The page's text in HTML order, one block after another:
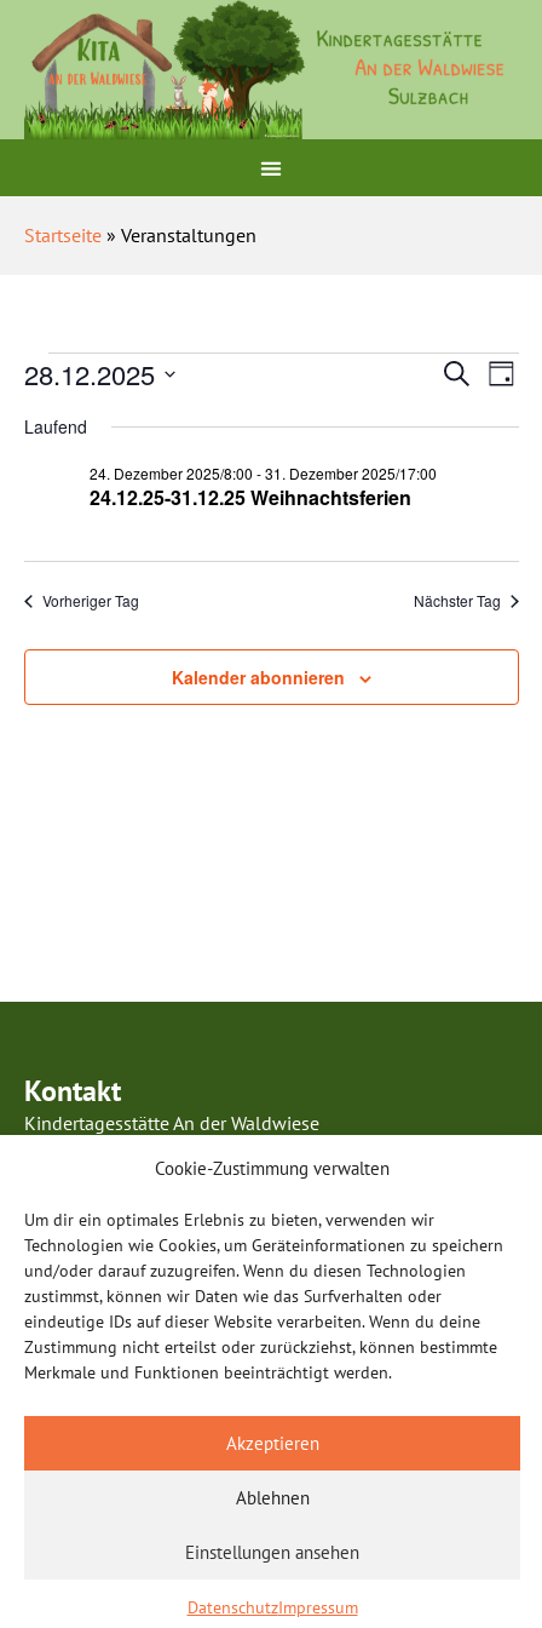
Cookie-Zustimmung verwalten
Um dir ein optimales Erlebnis zu bieten, verwenden wir
Technologien wie Cookies, um Geräteinformationen zu speichern
und/oder darauf zuzugreifen. Wenn du diesen Technologien
zustimmst, können wir Daten wie das Surfverhalten oder
eindeutige IDs auf dieser Website verarbeiten. Wenn du deine
Zustimmung nicht erteilst oder zurückziehst, können bestimmte
Merkmale und Funktionen beeinträchtigt werden.
Akzeptieren
Ablehnen
Einstellungen ansehen
DatenschutzImpressum
Startseite » Veranstaltungen
und
SucheTag
28.12.2025
wählen.
Laufend
24.12.25-31.12.25 Weihnachtsferien
24. Dezember 2025/8:00 -31. Dezember 2025/17:00
Vorheriger Tag Nächster Tag
Kalender abonnieren
Kontakt
Kindertagesstätte An der Waldwiese
Telefon: 0 60 28 / 99 85 96 5
E-Mail:info@anderwaldwiese-sulzbach.de
Öffnungszeiten
Montag – Donnerstag:
07.00 – 17.00 Uhr
07:00 – 15:00 Uhr (Kindergarten & Hort)
15:00 – 16:00 Uhr (für berufstätige Eltern)